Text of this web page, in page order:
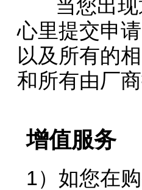
当您出现
心里提交申
以及所有的
和所有由厂
增值服务
1）如您在